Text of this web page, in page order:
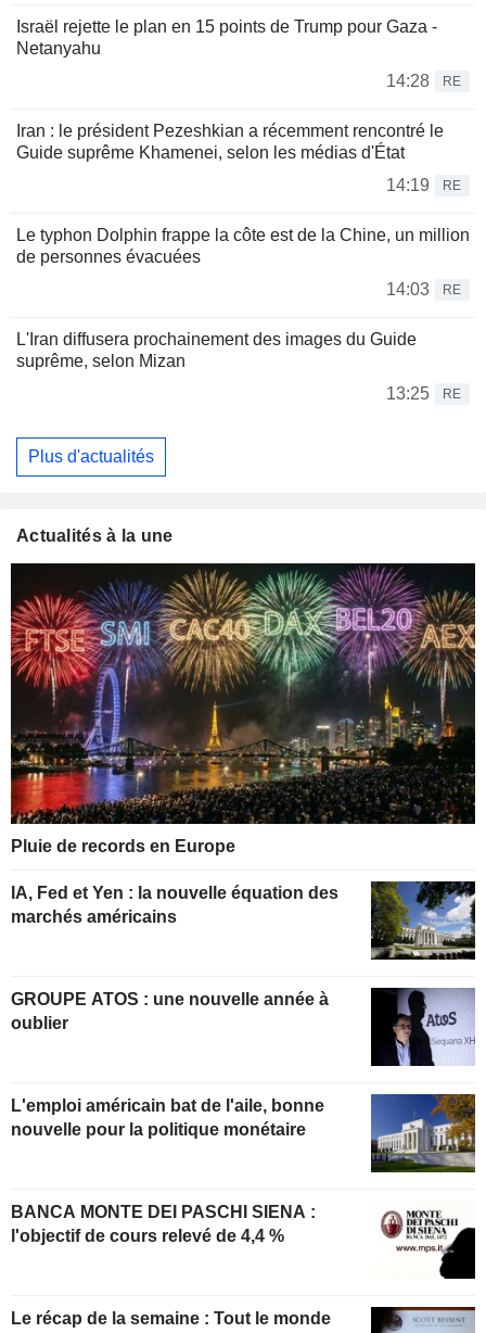
Israël rejette le plan en 15 points de Trump pour Gaza -
Netanyahu
14:28
RE
Iran : le président Pezeshkian a récemment rencontré le
Guide suprême Khamenei, selon les médias d'État
14:19
RE
Le typhon Dolphin frappe la côte est de la Chine, un million
de personnes évacuées
14:03
RE
L'Iran diffusera prochainement des images du Guide
suprême, selon Mizan
13:25
RE
Plus d'actualités
Actualités à la une
Pluie de records en Europe
IA, Fed et Yen : la nouvelle équation des
marchés américains
GROUPE ATOS : une nouvelle année à
oublier
L'emploi américain bat de l'aile, bonne
nouvelle pour la politique monétaire
BANCA MONTE DEI PASCHI SIENA :
l'objectif de cours relevé de 4,4 %
Le récap de la semaine : Tout le monde